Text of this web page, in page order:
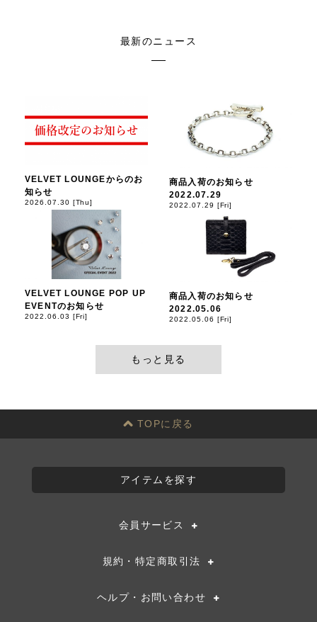
最新のニュース
VELVET LOUNGEからのお
知らせ
2026.07.30 [Thu]
商品入荷のお知らせ
2022.07.29
2022.07.29 [Fri]
VELVET LOUNGE POP UP
EVENTのお知らせ
2022.06.03 [Fri]
商品入荷のお知らせ
2022.05.06
2022.05.06 [Fri]
もっと見る
TOPに戻る
アイテムを探す
会員サービス
規約・特定商取引法
ヘルプ・お問い合わせ